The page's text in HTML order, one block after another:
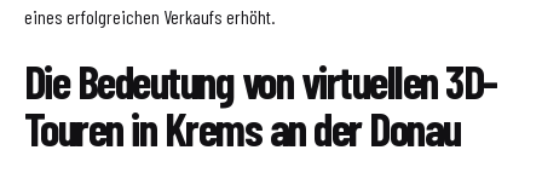
eines erfolgreichen Verkaufs erhöht.
Die Bedeutung von virtuellen 3D-
Touren in Krems an der Donau